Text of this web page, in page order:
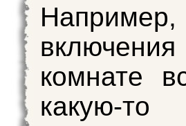
комнате
какую-